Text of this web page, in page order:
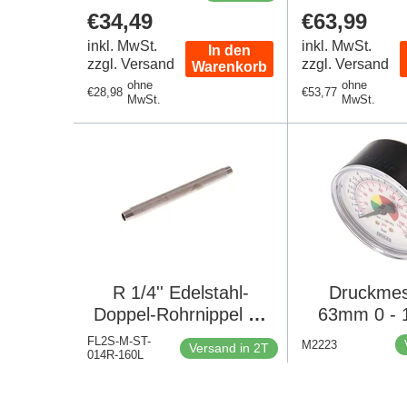
Regulärer
Preis
€34,49
inkl. MwSt.
zzgl. Versand
Regulärer
€28,98
ohne
MwSt.
In den
Warenkorb
Regulärer
Preis
€63,99
inkl. MwSt.
zzgl. Versand
Regulärer
€53,77
ohne
MwSt.
R 1/4'' Edelstahl-
Doppel-Rohrnippel 20
bar DIN 2982 - 160mm
FL2S-M-ST-
014R-160L
Versand in 2T
63mm 0 -
1/
M2223